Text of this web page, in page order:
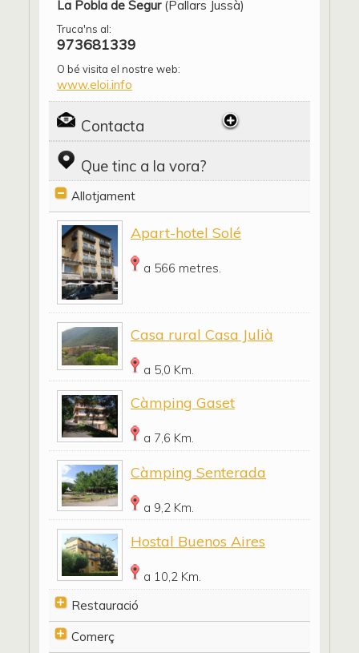
La Pobla de Segur(Pallars Jussà)
Truca'ns al:
973681339
O bé visita el nostre web:
www.eloi.info
Contacta
Que tinc a la vora?
Allotjament
Apart-hotel Solé
a 566 metres.
Casa rural Casa Julià
a 5,0 Km.
Càmping Gaset
a 7,6 Km.
Càmping Senterada
a 9,2 Km.
Hostal Buenos Aires
a 10,2 Km.
Restauració
Comerç